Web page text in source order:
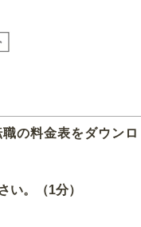
の料金表をダウンロ
い。（1分）